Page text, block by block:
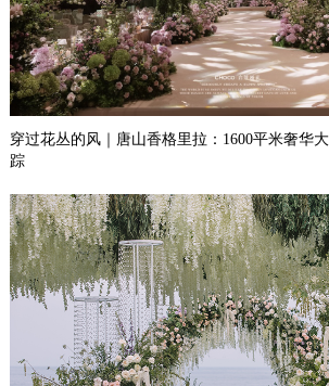
三亚启蔻｜一帘幽梦